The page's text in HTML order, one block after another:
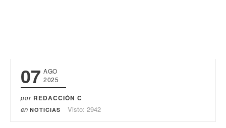
07 AGO
2025
por REDACCIÓN C
en NOTICIAS Visto: 2942